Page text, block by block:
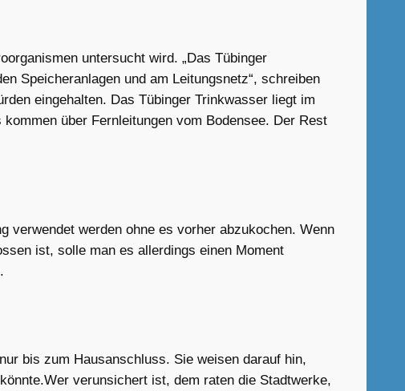
untersucht wird. „Das Tübinger
Speicheranlagen und am Leitungsnetz“, schreiben
eingehalten. Das Tübinger Trinkwasser liegt im
über Fernleitungen vom Bodensee. Der Rest
verwendet werden ohne es vorher abzukochen. Wenn
ist, solle man es allerdings einen Moment
bis zum Hausanschluss. Sie weisen darauf hin,
verunsichert ist, dem raten die Stadtwerke,